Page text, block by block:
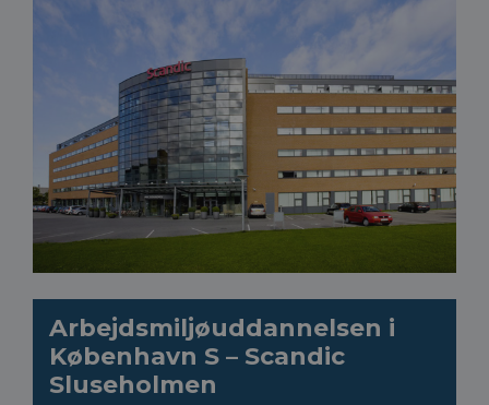
Arbejdsmiljøuddannelsen i
København S – Scandic
Sluseholmen